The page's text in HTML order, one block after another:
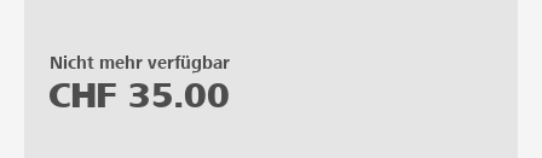
Nicht mehr verfügbar
CHF 35.00